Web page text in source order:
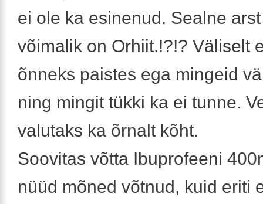
ei ole ka esinenud. Sealne
võimalik on Orhiit.!?!? Väliselt
õnneks paistes ega mingeid
ning mingit tükki ka ei tunne.
valutaks ka õrnalt kõht.
Soovitas võtta Ibuprofeeni
nüüd mõned võtnud, kuid eriti